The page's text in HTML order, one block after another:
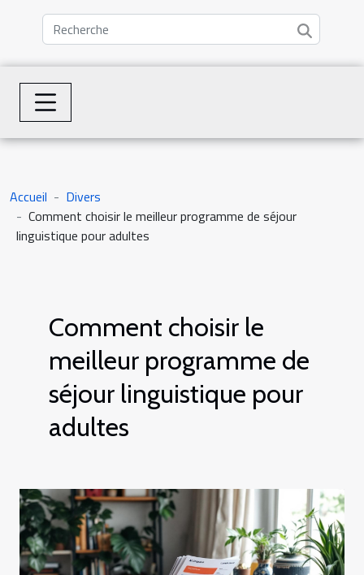
Accueil
Divers
Comment choisir le meilleur programme de séjour
linguistique pour adultes
Comment choisir le
meilleur programme de
séjour linguistique pour
adultes